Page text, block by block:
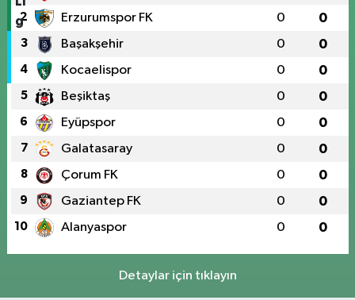
2 Erzurumspor FK 0 0
3 Başakşehir 0 0
4 Kocaelispor 0 0
5 Beşiktaş 0 0
6 Eyüpspor 0 0
7 Galatasaray 0 0
8 Çorum FK 0 0
9 Gaziantep FK 0 0
10 Alanyaspor 0 0
Detaylar için tıklayın